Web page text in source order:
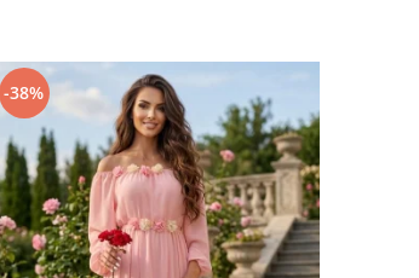
-38%